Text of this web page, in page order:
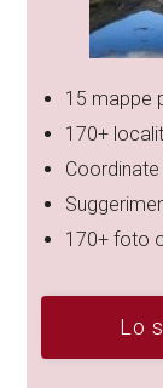
15 mappe
170+
170+ foto
Lo